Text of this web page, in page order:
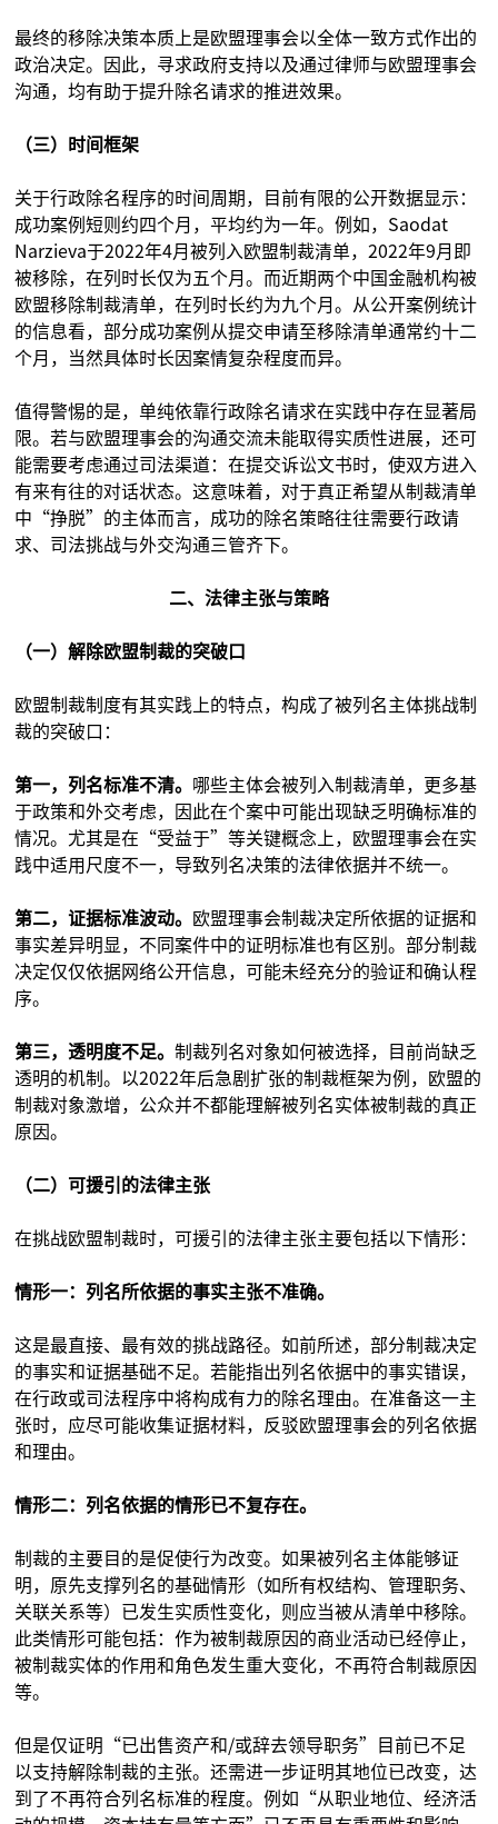
最终的移除决策本质上是欧盟理事会以全体一致方式作出的
政治决定。因此，寻求政府支持以及通过律师与欧盟理事会
沟通，均有助于提升除名请求的推进效果。
（三）时间框架
关于行政除名程序的时间周期，目前有限的公开数据显示：
成功案例短则约四个月，平均约为一年。例如，Saodat
Narzieva于2022年4月被列入欧盟制裁清单，2022年9月即
被移除，在列时长仅为五个月。而近期两个中国金融机构被
欧盟移除制裁清单，在列时长约为九个月。从公开案例统计
的信息看，部分成功案例从提交申请至移除清单通常约十二
个月，当然具体时长因案情复杂程度而异。
值得警惕的是，单纯依靠行政除名请求在实践中存在显著局
限。若与欧盟理事会的沟通交流未能取得实质性进展，还可
能需要考虑通过司法渠道：在提交诉讼文书时，使双方进入
有来有往的对话状态。这意味着，对于真正希望从制裁清单
中“挣脱”的主体而言，成功的除名策略往往需要行政请
求、司法挑战与外交沟通三管齐下。
二、法律主张与策略
（一）解除欧盟制裁的突破口
欧盟制裁制度有其实践上的特点，构成了被列名主体挑战制
裁的突破口：
第一，列名标准不清。 哪些主体会被列入制裁清单，更多基
于政策和外交考虑，因此在个案中可能出现缺乏明确标准的
情况。尤其是在“受益于”等关键概念上，欧盟理事会在实
践中适用尺度不一，导致列名决策的法律依据并不统一。
第二，证据标准波动。 欧盟理事会制裁决定所依据的证据和
事实差异明显，不同案件中的证明标准也有区别。部分制裁
决定仅仅依据网络公开信息，可能未经充分的验证和确认程
序。
第三，透明度不足。制裁列名对象如何被选择，目前尚缺乏
透明的机制。以2022年后急剧扩张的制裁框架为例，欧盟的
制裁对象激增，公众并不都能理解被列名实体被制裁的真正
原因。
（二）可援引的法律主张
在挑战欧盟制裁时，可援引的法律主张主要包括以下情形：
情形一：列名所依据的事实主张不准确。
这是最直接、最有效的挑战路径。如前所述，部分制裁决定
的事实和证据基础不足。若能指出列名依据中的事实错误，
在行政或司法程序中将构成有力的除名理由。在准备这一主
张时，应尽可能收集证据材料，反驳欧盟理事会的列名依据
和理由。
情形二：列名依据的情形已不复存在。
制裁的主要目的是促使行为改变。如果被列名主体能够证
明，原先支撑列名的基础情形（如所有权结构、管理职务、
关联关系等）已发生实质性变化，则应当被从清单中移除。
此类情形可能包括：作为被制裁原因的商业活动已经停止，
被制裁实体的作用和角色发生重大变化，不再符合制裁原因
等。
但是仅证明“已出售资产和/或辞去领导职务”目前已不足
以支持解除制裁的主张。还需进一步证明其地位已改变，达
到了不再符合列名标准的程度。例如“从职业地位、经济活